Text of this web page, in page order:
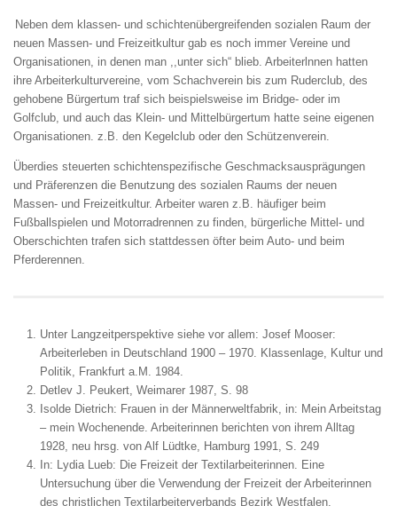
Neben dem klassen- und schichtenübergreifenden sozialen Raum der
neuen Massen- und Freizeitkultur gab es noch immer Vereine und
Organisationen, in denen man ,,unter sich“ blieb. Arbeiterlnnen hatten
ihre Arbeiterkulturvereine, vom Schachverein bis zum Ruderclub, des
gehobene Bürgertum traf sich beispielsweise im Bridge- oder im
Golfclub, und auch das Klein- und Mittelbürgertum hatte seine eigenen
Organisationen. z.B. den Kegelclub oder den Schützenverein.
Überdies steuerten schichtenspezifische Geschmacksausprägungen
und Präferenzen die Benutzung des sozialen Raums der neuen
Massen- und Freizeitkultur. Arbeiter waren z.B. häufiger beim
Fußballspielen und Motorradrennen zu finden, bürgerliche Mittel- und
Oberschichten trafen sich stattdessen öfter beim Auto- und beim
Pferderennen.
Unter Langzeitperspektive siehe vor allem: Josef Mooser:
Arbeiterleben in Deutschland 1900 – 1970. Klassenlage, Kultur und
Politik, Frankfurt a.M. 1984.
Detlev J. Peukert, Weimarer 1987, S. 98
Isolde Dietrich: Frauen in der Männerweltfabrik, in: Mein Arbeitstag
– mein Wochenende. Arbeiterinnen berichten von ihrem Alltag
1928, neu hrsg. von Alf Lüdtke, Hamburg 1991, S. 249
In: Lydia Lueb: Die Freizeit der Textilarbeiterinnen. Eine
Untersuchung über die Verwendung der Freizeit der Arbeiterinnen
des christlichen Textilarbeiterverbands Bezirk Westfalen,